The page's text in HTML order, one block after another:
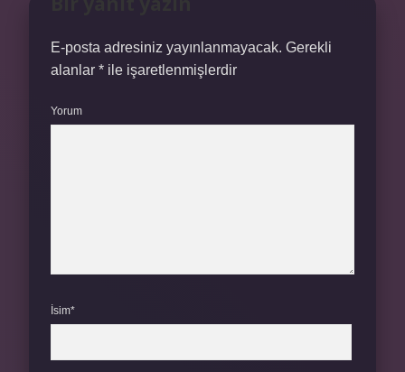
E-posta adresiniz yayınlanmayacak. Gerekli
alanlar * ile işaretlenmişlerdir
Yorum
İsim*